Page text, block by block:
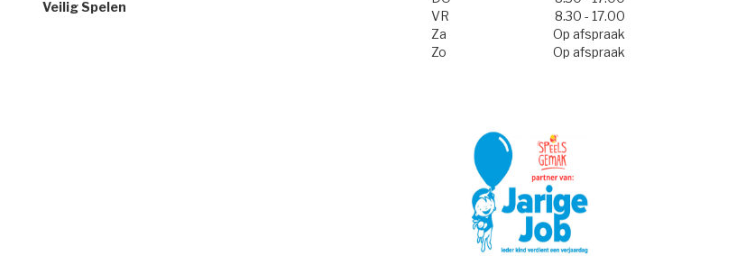
Veilig Spelen
VR
8.30 - 17.00
Za
Op afspraak
Zo
Op afspraak